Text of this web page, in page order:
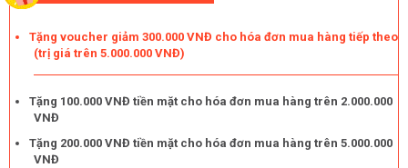
Động cơ khỏe cho lực hút mạnh mẽ, ổn định
Mô tơ của thiết bị này được sản xuất với công nghệ hiện đại,
cơ được quấn bằng dây đồng nguyên chất nên có độ bền rất
Tặng voucher giảm 300.000 VNĐ cho hóa đơn mua hàng tiếp theo
(trị giá trên 5.000.000 VNĐ)
Tặng 100.000 VNĐ tiền mặt cho hóa đơn mua hàng trên 2.000.000
VNĐ
Tặng 200.000 VNĐ tiền mặt cho hóa đơn mua hàng trên 5.000.000
VNĐ